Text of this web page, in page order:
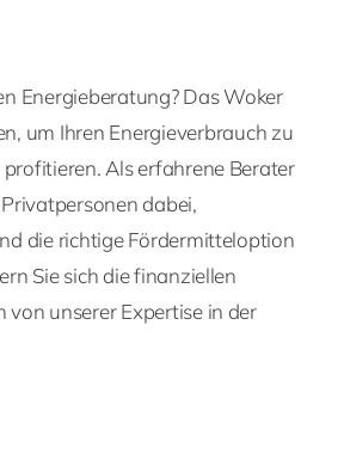
Energieberatung? Das Woker
um Ihren Energieverbrauch zu
Als erfahrene Berater
dabei,
die richtige Fördermitteloption
Sie sich die finanziellen
unserer Expertise in der